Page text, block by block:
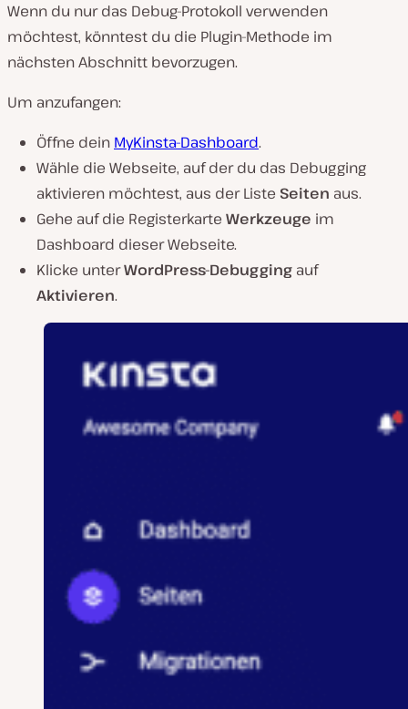
Wenn du nur das Debug-Protokoll verwenden
möchtest, könntest du die Plugin-Methode im
nächsten Abschnitt bevorzugen.
Um anzufangen:
Öffne dein MyKinsta-Dashboard.
Wähle die Webseite, auf der du das Debugging
aktivieren möchtest, aus der Liste Seiten aus.
Gehe auf die Registerkarte Werkzeuge im
Dashboard dieser Webseite.
Klicke unterWordPress-Debugging auf
Aktivieren.